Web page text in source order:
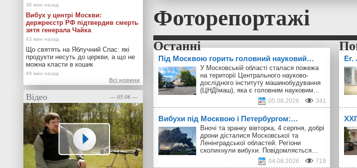
Фоторепортажі
Під Москвою горить головний науковий…
У Московській області сталася пожежа
на території Центрального науково-
дослідного інституту машинобудування
(ЦНДІмаш), яка є головним науковим…
05.08.2026 341
Вибухи під Москвою і Петербургом:…
Вночі та зранку вівторка, 4 серпня, добрі
дрони дісталися Московської та
Ленінградської областей. Регіони
сколихнули вибухи. Повідомляється…
04.08.2026 719
Er.
Вибух у центрі Москви:
держреєстр РФ підтвердив смерть
зятя генерала Чайка
Що святять на Яблучний Спас: які
продукти несуть до церкви, а що не
можна класти в кошик
Всі новини
Відео — 05.08 —